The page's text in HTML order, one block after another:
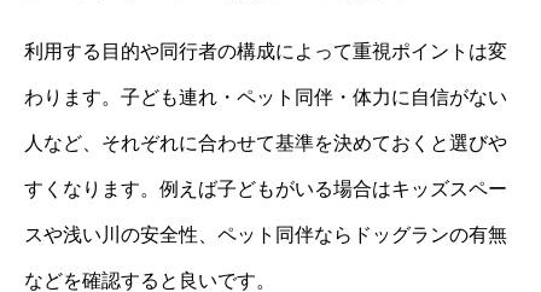
利用する目的や同行者の構成によって重視ポイントは変
わります。子ども連れ・ペット同伴・体力に自信がない
人など、それぞれに合わせて基準を決めておくと選びや
すくなります。例えば子どもがいる場合はキッズスペー
スや浅い川の安全性、ペット同伴ならドッグランの有無
などを確認すると良いです。